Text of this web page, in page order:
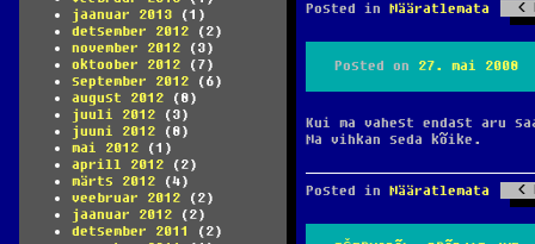
jaanuar 2013 (1)
detsember 2012 (2)
november 2012 (3)
oktoober 2012 (7)
september 2012 (6)
august 2012 (8)
juuli 2012 (3)
juuni 2012 (8)
mai 2012 (1)
aprill 2012 (2)
märts 2012 (4)
veebruar 2012 (2)
jaanuar 2012 (2)
detsember 2011
(2)
Posted in Määratlemata
Posted on 27. mai 2008
Kui ma vahest endast aru
Ma vihkan seda kõike.
Posted in Määratlemata